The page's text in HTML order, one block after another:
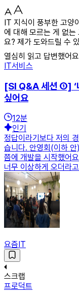
IT 지식이 풍부한 고양
에 대해 모르는 게 없
요? 제가 도와드릴 수
열심히 읽고 답변했어
IT서비스
[SI Q&A 세션 ①] ‘
싶어요
12분
인기
정답이라기보다 저의
습니다. 안영회(이하
쯤에 개발을 시작했어
너무 이상하게 오더라
요즘IT
스크랩
프로덕트